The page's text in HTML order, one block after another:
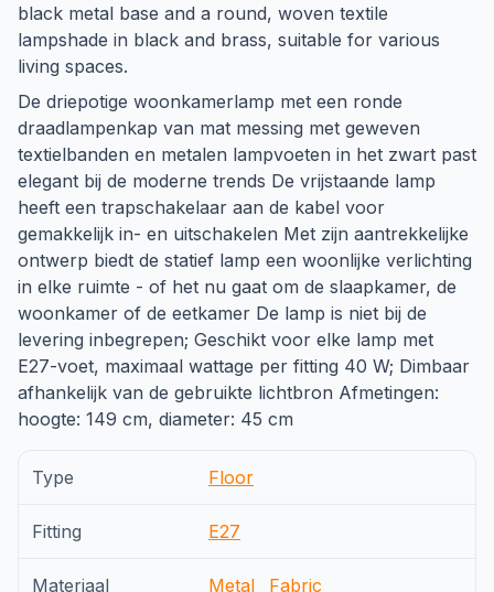
black metal base and a round, woven textile
lampshade in black and brass, suitable for various
living spaces.
De driepotige woonkamerlamp met een ronde
draadlampenkap van mat messing met geweven
textielbanden en metalen lampvoeten in het zwart past
elegant bij de moderne trends De vrijstaande lamp
heeft een trapschakelaar aan de kabel voor
gemakkelijk in- en uitschakelen Met zijn aantrekkelijke
ontwerp biedt de statief lamp een woonlijke verlichting
in elke ruimte - of het nu gaat om de slaapkamer, de
woonkamer of de eetkamer De lamp is niet bij de
levering inbegrepen; Geschikt voor elke lamp met
E27-voet, maximaal wattage per fitting 40 W; Dimbaar
afhankelijk van de gebruikte lichtbron Afmetingen:
hoogte: 149 cm, diameter: 45 cm
Type Floor
Fitting E27
Materiaal Metal Fabric